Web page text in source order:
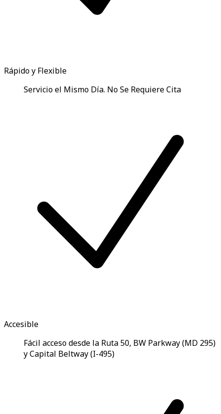
Rápido y Flexible
Servicio el Mismo Día. No Se Requiere Cita
Accesible
Fácil acceso desde la Ruta 50, BW Parkway (MD 295)
y Capital Beltway (I-495)